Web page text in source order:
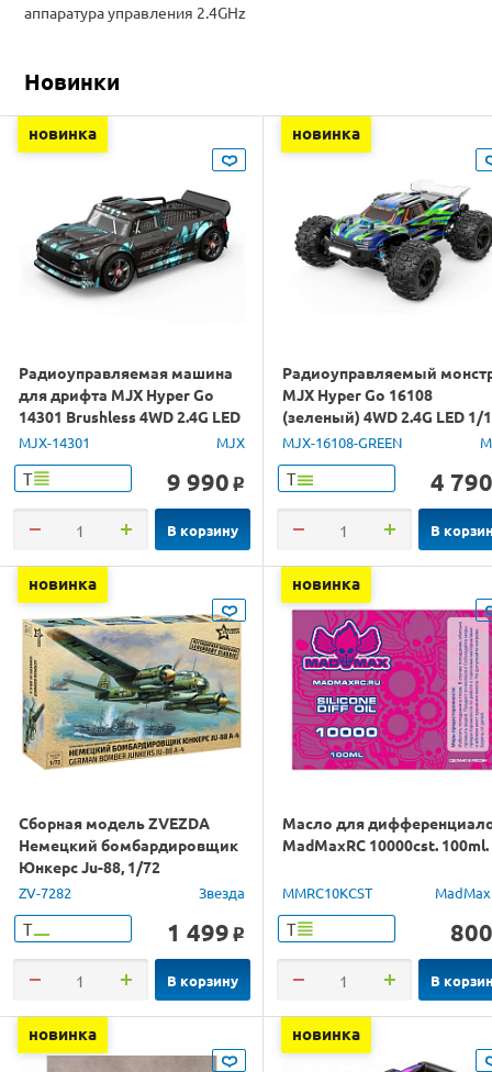
аппаратура управления 2.4GHz
Новинки
новинка
Радиоуправляемая машина
для дрифта MJX Hyper Go
14301 Brushless 4WD 2.4G LED
1/14 RTR
MJX-14301 MJX
Т 9 990 o
В корзину
новинка
Радиоуправляемый
MJX Hyper Go 16108
(зеленый) 4WD 2.4G LED 1/
RTR
MJX-16108-GREEN
Т 4 790
В
новинка
Сборная модель ZVEZDA
Немецкий бомбардировщик
Юнкерс Ju-88, 1/72
ZV-7282 Звезда
Т 1 499 o
В корзину
новинка
Масло для
MadMaxRC 10000cst. 100ml.
MMRC10KCST
Т 800
В
новинка новинка